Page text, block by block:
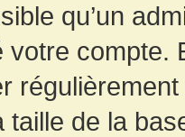
qu’un
votre compte.
taille de la